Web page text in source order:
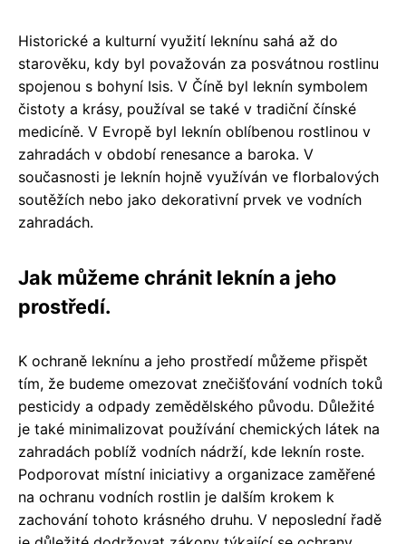
Historické a kulturní využití leknínu sahá až do
starověku, kdy byl považován za posvátnou rostlinu
spojenou s bohyní Isis. V Číně byl leknín symbolem
čistoty a krásy, používal se také v tradiční čínské
medicíně. V Evropě byl leknín oblíbenou rostlinou v
zahradách v období renesance a baroka. V
současnosti je leknín hojně využíván ve florbalových
soutěžích nebo jako dekorativní prvek ve vodních
zahradách.
Jak můžeme chránit leknín a jeho
prostředí.
K ochraně leknínu a jeho prostředí můžeme přispět
tím, že budeme omezovat znečišťování vodních toků
pesticidy a odpady zemědělského původu. Důležité
je také minimalizovat používání chemických látek na
zahradách poblíž vodních nádrží, kde leknín roste.
Podporovat místní iniciativy a organizace zaměřené
na ochranu vodních rostlin je dalším krokem k
zachování tohoto krásného druhu. V neposlední řadě